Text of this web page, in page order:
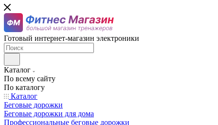
Готовый интернет-магазин электроники
Каталог
По всему сайту
По каталогу
Каталог
Беговые дорожки
Беговые дорожки для дома
Профессиональные беговые дорожки